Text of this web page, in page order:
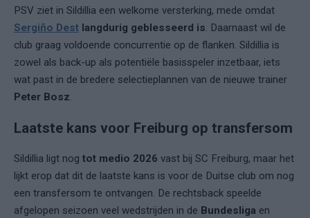
PSV ziet in Sildillia een welkome versterking, mede omdat
Sergiño Dest langdurig geblesseerd is. Daarnaast wil de
club graag voldoende concurrentie op de flanken. Sildillia is
zowel als back-up als potentiële basisspeler inzetbaar, iets
wat past in de bredere selectieplannen van de nieuwe trainer
Peter Bosz.
Laatste kans voor Freiburg op transfersom
Sildillia ligt nog tot medio 2026 vast bij SC Freiburg, maar het
lijkt erop dat dit de laatste kans is voor de Duitse club om nog
een transfersom te ontvangen. De rechtsback speelde
afgelopen seizoen veel wedstrijden in de Bundesliga en